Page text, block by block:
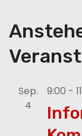
Sep.
4
9:00 -